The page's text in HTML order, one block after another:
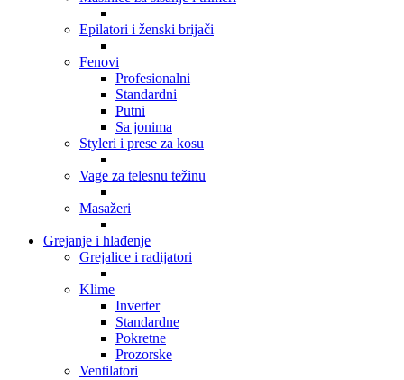
Epilatori i ženski brijači
Fenovi
Profesionalni
Standardni
Putni
Sa jonima
Styleri i prese za kosu
Vage za telesnu težinu
Masažeri
Grejanje i hlađenje
Grejalice i radijatori
Klime
Inverter
Standardne
Pokretne
Prozorske
Ventilatori